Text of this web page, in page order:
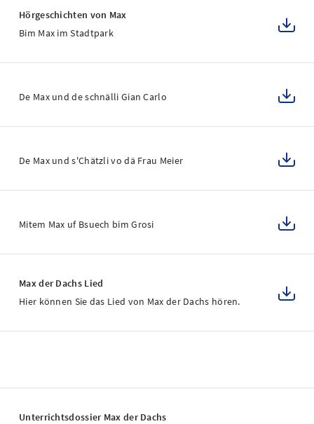
Hörgeschichten von Max
Bim Max im Stadtpark
De Max und de schnälli Gian Carlo
De Max und s'Chätzli vo dä Frau Meier
Mitem Max uf Bsuech bim Grosi
Max der Dachs Lied
Hier können Sie das Lied von Max der Dachs hören.
Unterrichtsdossier Max der Dachs